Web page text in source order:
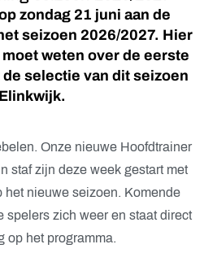
zondag 21 juni aan de
seizoen 2026/2027. Hier
moet weten over de eerste
selectie van dit seizoen
Onze nieuwe Hoofdtrainer
staf zijn deze week gestart met
het nieuwe seizoen. Komende
spelers zich weer en staat direct
op het programma.